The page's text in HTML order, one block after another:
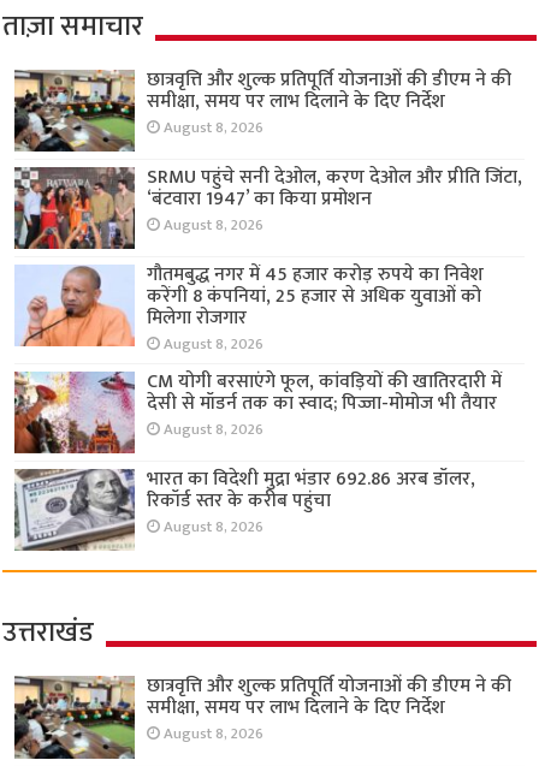
ताज़ा समाचार
छात्रवृत्ति और शुल्क प्रतिपूर्ति योजनाओं की डीएम ने की
समीक्षा, समय पर लाभ दिलाने के दिए निर्देश
August 8, 2026
SRMU पहुंचे सनी देओल, करण देओल और प्रीति जिंटा,
‘बंटवारा 1947’ का किया प्रमोशन
August 8, 2026
गौतमबुद्ध नगर में 45 हजार करोड़ रुपये का निवेश
करेंगी 8 कंपनियां, 25 हजार से अधिक युवाओं को
मिलेगा रोजगार
August 8, 2026
CM योगी बरसाएंगे फूल, कांवड़ियों की खातिरदारी में
देसी से मॉडर्न तक का स्वाद; पिज्जा-मोमोज भी तैयार
August 8, 2026
भारत का विदेशी मुद्रा भंडार 692.86 अरब डॉलर,
रिकॉर्ड स्तर के करीब पहुंचा
August 8, 2026
उत्तराखंड
छात्रवृत्ति और शुल्क प्रतिपूर्ति योजनाओं की डीएम ने की
समीक्षा, समय पर लाभ दिलाने के दिए निर्देश
August 8, 2026